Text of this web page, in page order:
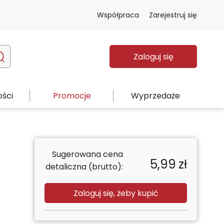
Współpraca Zarejestruj się
Zaloguj się
Promocje Wyprzedaże
Sugerowana cena
detaliczna (brutto):
5,99 zł
Zaloguj się, żeby kupić